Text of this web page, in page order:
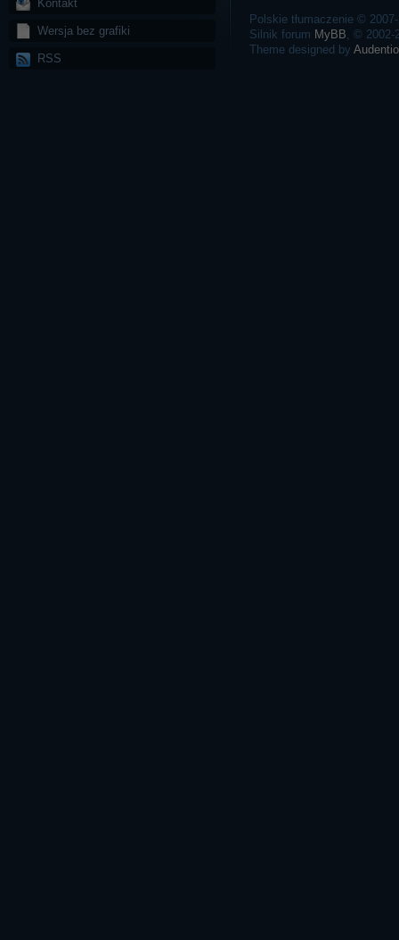
Kontakt
Wersja bez grafiki
RSS
Polskie tłumaczenie ©
Silnik forum MyBB , ©
Theme designed by